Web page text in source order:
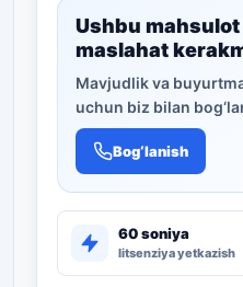
Ushbu mahsulot
maslahat
Mavjudlik va
uchun biz bilan
Bog‘lanish
60 soniya
litsenziya yetkazish